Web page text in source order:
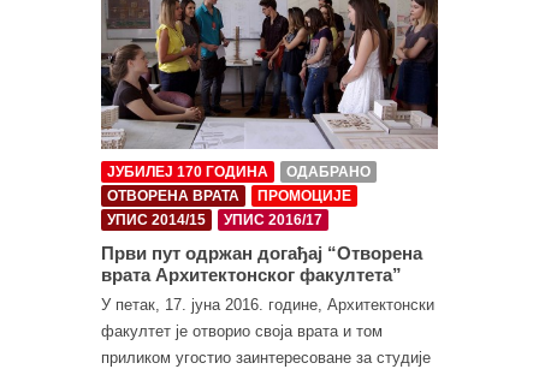
ЈУБИЛЕЈ 170 ГОДИНА
ОДАБРАНО
ОТВОРЕНА ВРАТА
ПРОМОЦИЈЕ
УПИС 2014/15
УПИС 2016/17
Први пут одржан догађај “Отворена
врата Архитектонског факултета”
У петак, 17. јуна 2016. године, Архитектонски
факултет је отворио своја врата и том
приликом угостио заинтересоване за студије